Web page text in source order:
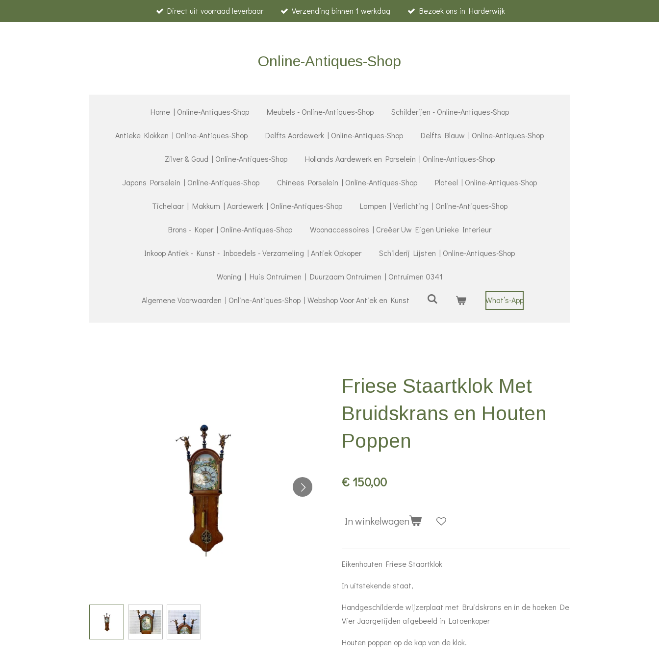
direct
Direct uit voorraad leverbaar Verzending binnen 1 werkdag Bezoek ons in Harderwijk
Online-Antiques-Shop
Home | Online-Antiques-Shop Meubels - Online-Antiques-Shop Schilderijen - Online-Antiques-Shop
Antieke Klokken | Online-Antiques-Shop Delfts Aardewerk | Online-Antiques-Shop Delfts Blauw | Online-Antiques-Shop
Zilver & Goud | Online-Antiques-Shop Hollands Aardewerk en Porselein | Online-Antiques-Shop
Japans Porselein | Online-Antiques-Shop Chinees Porselein | Online-Antiques-Shop Plateel | Online-Antiques-Shop
Tichelaar | Makkum | Aardewerk | Online-Antiques-Shop Lampen | Verlichting | Online-Antiques-Shop
Brons - Koper | Online-Antiques-Shop Woonaccessoires | Creëer Uw Eigen Unieke Interieur
Inkoop Antiek - Kunst - Inboedels - Verzameling | Antiek Opkoper Schilderij Lijsten | Online-Antiques-Shop
Woning | Huis Ontruimen | Duurzaam Ontruimen | Ontruimen 0341
Algemene Voorwaarden | Online-Antiques-Shop | Webshop Voor Antiek en Kunst What’s-App
Friese Staartklok Met
Bruidskrans en Houten
Poppen
€ 150,00
In winkelwagen
Eikenhouten Friese Staartklok
In uitstekende staat,
Handgeschilderde wijzerplaat met Bruidskrans en in de hoeken De
Vier Jaargetijden afgebeeld in Latoenkoper
Houten poppen op de kap van de klok.